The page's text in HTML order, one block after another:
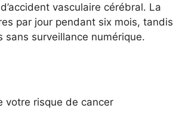
vasculaire cérébral. La
par jour pendant six mois, tandis
sans surveillance numérique.
votre risque de cancer